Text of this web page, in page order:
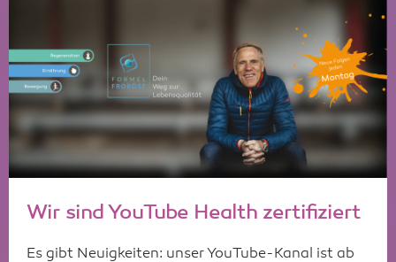
Wir sind YouTube Health zertifiziert
Es gibt Neuigkeiten: unser YouTube-Kanal ist ab